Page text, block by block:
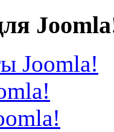
Joomla!